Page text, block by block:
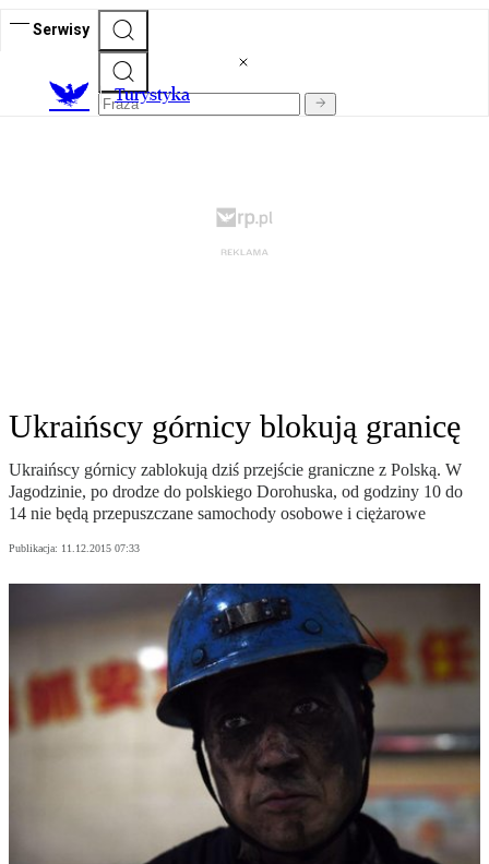
Serwisy
Turystyka
Ukraińscy górnicy blokują granicę
Ukraińscy górnicy zablokują dziś przejście graniczne z Polską. W
Jagodzinie, po drodze do polskiego Dorohuska, od godziny 10 do
14 nie będą przepuszczane samochody osobowe i ciężarowe
Publikacja: 11.12.2015 07:33